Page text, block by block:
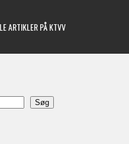
ARTIKLER PÅ KTVV
Søg